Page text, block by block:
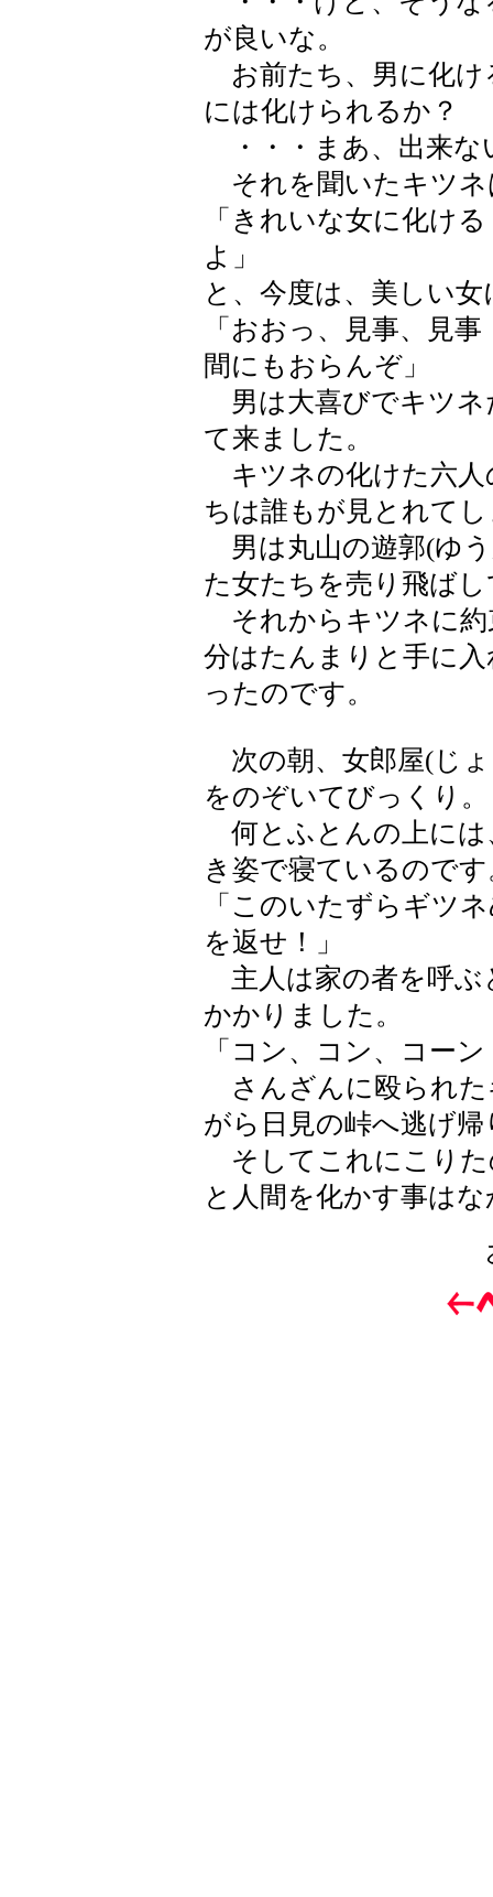
が良いな。
お前たち、男に化け
には化けられるか？
・・・まあ、出来な
それを聞いたキツネ
「きれいな女に化け
よ」
と、今度は、美しい
「おおっ、見事、見
間にもおらんぞ」
男は大喜びでキツネ
て来ました。
キツネの化けた六人
ちは誰もが見とれて
男は丸山の遊郭(ゆ
た女たちを売り飛ば
それからキツネに約
分はたんまりと手に
ったのです。
次の朝、女郎屋(じ
をのぞいてびっくり。
何とふとんの上には
き姿で寝ているのです
「このいたずらギ
を返せ！」
主人は家の者を呼ぶ
かかりました。
「コン、コン、コーン
さんざんに殴られた
がら日見の峠へ逃げ
そしてこれにこりた
と人間を化かす事は